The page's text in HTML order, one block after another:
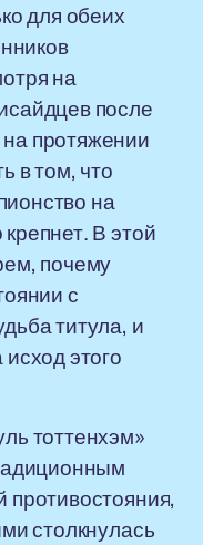
для обеих
на
после
протяжении
в том, что
на
В этой
почему
с
титула, и
этого
тоттенхэм»
противостояния,
столкнулась